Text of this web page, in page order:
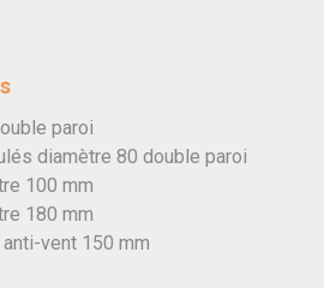
paroi
diamètre 80 double paroi
100 mm
180 mm
vent 150 mm